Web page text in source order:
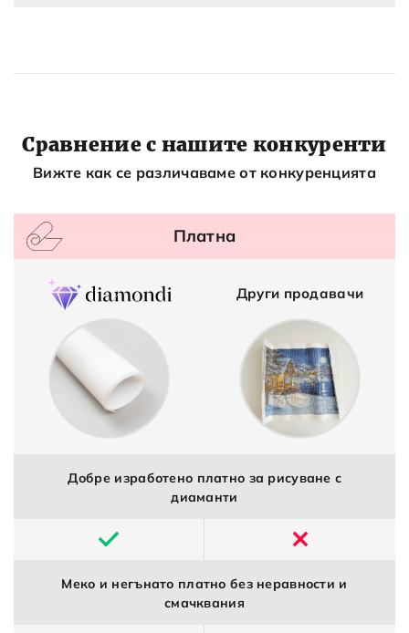
Сравнение с нашите конкуренти
Вижте как се различаваме от конкуренцията
Платна
Други продавачи
Добре изработено платно за рисуване с
диаманти
Меко и негънато платно без неравности и
смачквания